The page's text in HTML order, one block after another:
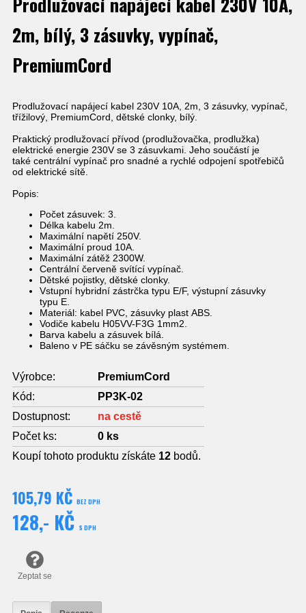
2m, bílý, 3 zásuvky, vypínač,
PremiumCord
Prodlužovací napájecí kabel 230V 10A, 2m, 3 zásuvky, vypínač,
třížilový, PremiumCord, dětské clonky, bílý.
Praktický prodlužovací přívod (prodlužovačka, prodlužka)
elektrické energie 230V se 3 zásuvkami. Jeho součástí je
také centrální vypínač pro snadné a rychlé odpojení spotřebičů
od elektrické sítě.
Popis:
Počet zásuvek: 3.
Délka kabelu 2m.
Maximální napětí 250V.
Maximální proud 10A.
Maximální zátěž 2300W.
Centrální červeně svítící vypínač.
Dětské pojistky, dětské clonky.
Vstupní hybridní zástrčka typu E/F, výstupní zásuvky
typu E.
Materiál: kabel PVC, zásuvky plast ABS.
Vodiče kabelu H05VV-F3G 1mm2.
Barva kabelu a zásuvek bílá.
Baleno v PE sáčku se závěsným systémem.
Výrobce:
PremiumCord
Kód:
PP3K-02
Dostupnost:
na cestě
Počet ks:
0 ks
Koupí tohoto produktu získáte 12 bodů.
105,79 KČ BEZ DPH
128,- KČ S DPH
Zeptat se